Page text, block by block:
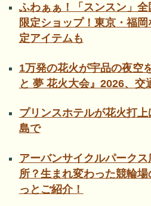
ふわぁぁ！「スンスン」
限定ショップ！東京・福
定アイテムも
1万発の花火が宇品の夜空
と 夢 花火大会』2026、交
プリンスホテルが花火打
島で
アーバンサイクルパーク
所？生まれ変わった競輪
っとご紹介！